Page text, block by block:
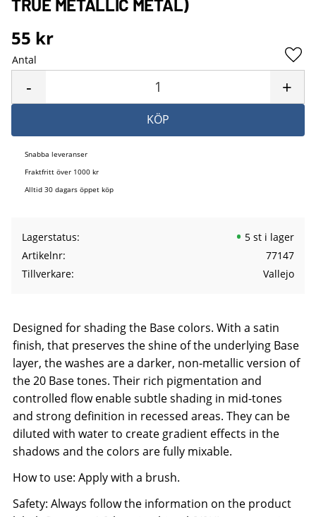
TRUE METALLIC METAL)
55 kr
Antal
+
-
KÖP
Snabba leveranser
Fraktfritt över 1000 kr
Alltid 30 dagars öppet köp
Lagerstatus
5 st i lager
Artikelnr
77147
Tillverkare
Vallejo
Designed for shading the Base colors. With a satin
finish, that preserves the shine of the underlying Base
layer, the washes are a darker, non-metallic version of
the 20 Base tones. Their rich pigmentation and
controlled flow enable subtle shading in mid-tones
and strong definition in recessed areas. They can be
diluted with water to create gradient effects in the
shadows and the colors are fully mixable.
How to use: Apply with a brush.
Safety: Always follow the information on the product